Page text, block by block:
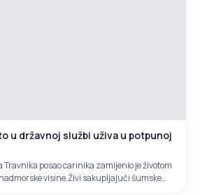
u državnoj službi uživa u potpunoj
Travnika posao carinika zamijenio je životom
visine.Živi sakupljajuči šumske